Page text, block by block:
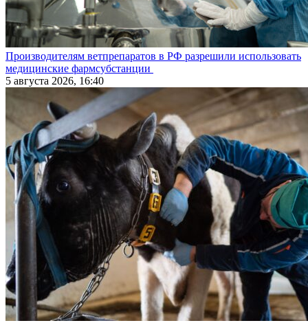
Производителям ветпрепаратов в РФ разрешили использовать
медицинские фармсубстанции
5 августа 2026, 16:40